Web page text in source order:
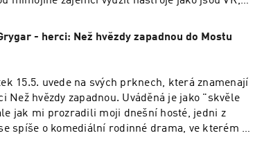
soustředí na mateřské školy. Mezi stálé akce
bojovka, která letos proběhne 19. 9. od
se dozvíte v dnešním Ponte reports.
- herci: Než hvězdy zapadnou do Mostu
15.5. uvede na svých prknech, která znamenají
Než hvězdy zapadnou. Uváděná je jako "skvěle
jak mi prozradili moji dnešní hosté, jedni z
spíše o komediální rodinné drama, ve kterém se